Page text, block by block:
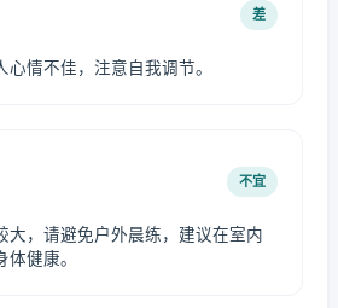
差
情不佳，注意自我调节。
不宜
大，请避免户外晨练，建议在室内
健康。